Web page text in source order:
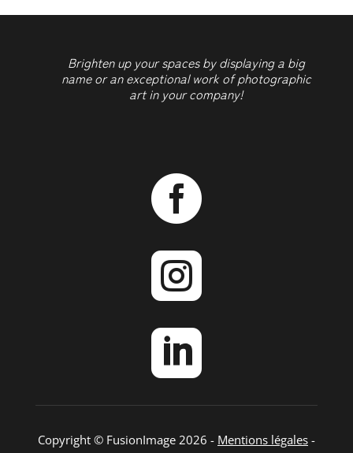
Brighten up your spaces by displaying a big
name or an exceptional work of photographic
art in your company!



Copyright © FusionImage 2026 - Mentions légales-